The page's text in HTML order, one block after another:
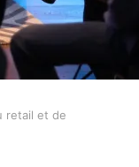
retail et de